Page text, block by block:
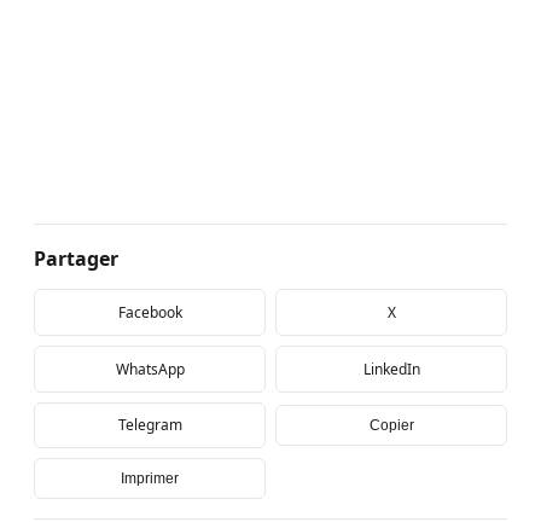
Partager
Facebook X
WhatsApp LinkedIn
Telegram Copier
Imprimer